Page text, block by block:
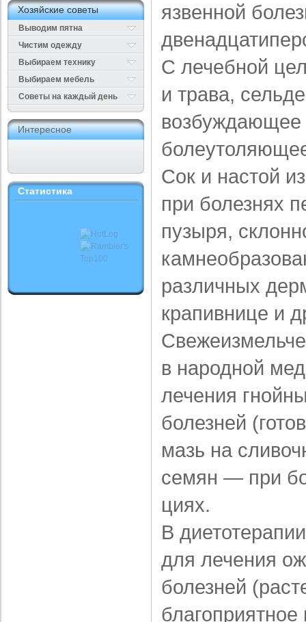
Хозяйские советы
Выводим пятна
Чистим одежду
Выбираем технику
Выбираем мебель
Cоветы на каждый день
Интересное
Статистика
язвенной
С лечебной
и трава,
возбуждающее
Сок и настой
при болезнях
пузыря,
различных
крапивнице и
в на­родной
лечения
болезней
мазь на
семян — при
циях.
В
для лечения
болезней